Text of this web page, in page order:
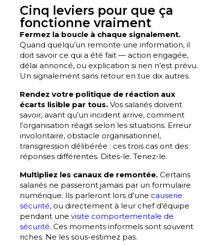
Cinq leviers pour que ça
fonctionne vraiment
Fermez la boucle à chaque signalement.
Quand quelqu’un remonte une information, il
doit savoir ce qui a été fait — action engagée,
délai annoncé, ou explication si rien n’est prévu.
Un signalement sans retour en tue dix autres.
Rendez votre politique de réaction aux
écarts lisible par tous. Vos salariés doivent
savoir, avant qu’un incident arrive, comment
l’organisation réagit selon les situations. Erreur
involontaire, obstacle organisationnel,
transgression délibérée : ces trois cas ont des
réponses différentes. Dites-le. Tenez-le.
Multipliez les canaux de remontée. Certains
salariés ne passeront jamais par un formulaire
numérique. Ils parleront lors d’une causerie
sécurité, ou directement à leur chef d’équipe
pendant une visite comportementale de
sécurité. Ces moments informels sont souvent
riches. Ne les sous-estimez pas.